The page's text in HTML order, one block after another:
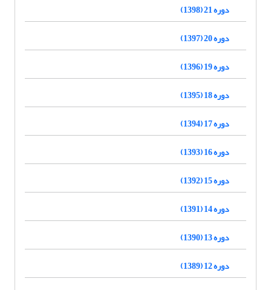
دوره 21 (1398)
دوره 20 (1397)
دوره 19 (1396)
دوره 18 (1395)
دوره 17 (1394)
دوره 16 (1393)
دوره 15 (1392)
دوره 14 (1391)
دوره 13 (1390)
دوره 12 (1389)